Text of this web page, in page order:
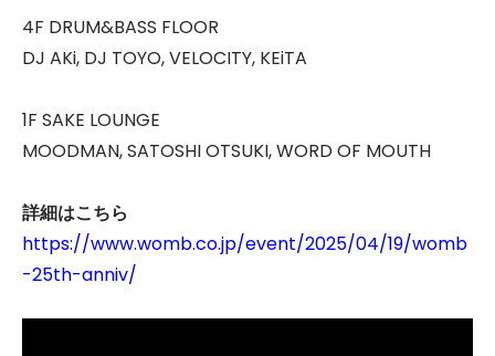
4F DRUM&BASS FLOOR
DJ AKi, DJ TOYO, VELOCITY, KEiTA
1F SAKE LOUNGE
MOODMAN, SATOSHI OTSUKI, WORD OF MOUTH
詳細はこちら
https://www.womb.co.jp/event/2025/04/19/womb
-25th-anniv/